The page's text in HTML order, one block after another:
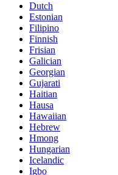
Dutch
Estonian
Filipino
Finnish
Frisian
Galician
Georgian
Gujarati
Haitian
Hausa
Hawaiian
Hebrew
Hmong
Hungarian
Icelandic
Igbo